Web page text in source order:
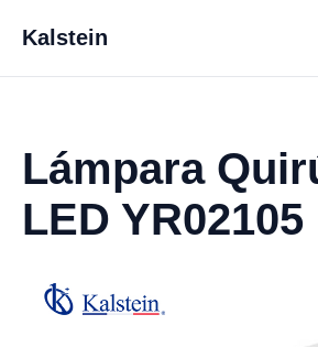
Kalstein
Lámpara
LED YR02105